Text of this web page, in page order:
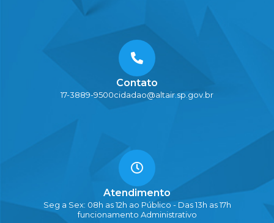
Contato
17-3889-9500cidadao@altair.sp.gov.br
Atendimento
Seg a Sex: 08h as 12h ao Público - Das 13h as 17h
funcionamento Administrativo